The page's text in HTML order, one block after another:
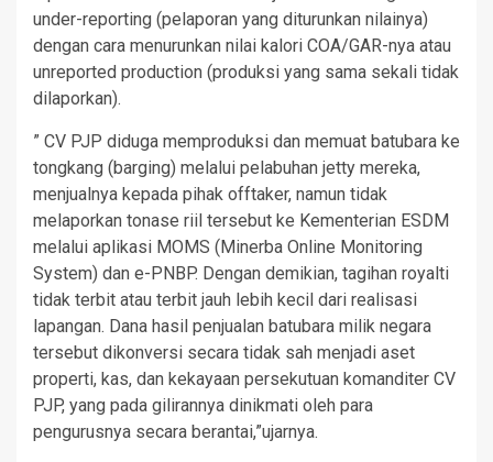
under-reporting (pelaporan yang diturunkan nilainya)
dengan cara menurunkan nilai kalori COA/GAR-nya atau
unreported production (produksi yang sama sekali tidak
dilaporkan).
” CV PJP diduga memproduksi dan memuat batubara ke
tongkang (barging) melalui pelabuhan jetty mereka,
menjualnya kepada pihak offtaker, namun tidak
melaporkan tonase riil tersebut ke Kementerian ESDM
melalui aplikasi MOMS (Minerba Online Monitoring
System) dan e-PNBP. Dengan demikian, tagihan royalti
tidak terbit atau terbit jauh lebih kecil dari realisasi
lapangan. Dana hasil penjualan batubara milik negara
tersebut dikonversi secara tidak sah menjadi aset
properti, kas, dan kekayaan persekutuan komanditer CV
PJP, yang pada gilirannya dinikmati oleh para
pengurusnya secara berantai,”ujarnya.